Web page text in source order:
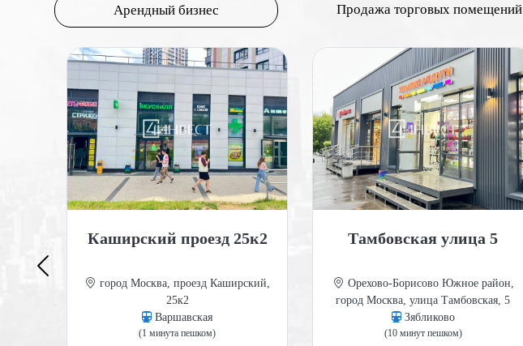
Арендный бизнес Продажа торговых помещений
Каширский проезд 25к2
город Москва, проезд Каширский,
25к2
Варшавская
(1 минута пешком)
Тамбовская улица 5
Орехово-Борисово Южное район,
город Москва, улица Тамбовская, 5
Зябликово
(10 минут пешком)